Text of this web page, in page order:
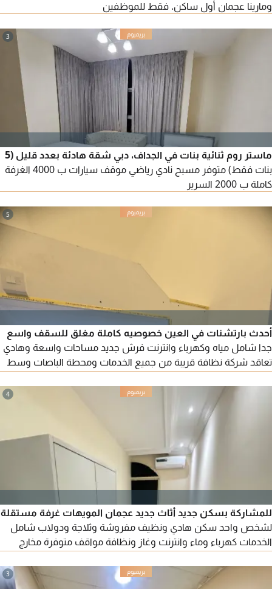
ومارينا عجمان أول ساكن. فقط للموظفين
3
ماستر روم ثنائية بنات في الجداف، دبي شقة هادئة بعدد قليل (5
بنات فقط) متوفر مسبح نادي رياضي موقف سيارات ب 4000 الغرفة
كاملة ب 2000 السرير
5
أحدث بارتشنات في العين خصوصيه كاملة مغلق للسقف واسع
جدا شامل مياه وكهرباء وانترنت فرش جديد مساحات واسعة وهادي
تعاقد شركة نظافة قريبة من جميع الخدمات ومحطة الباصات وسط
خلف الفلاح بلازا
4
للمشاركة بسكن جديد أثاث جديد عجمان المويهات غرفة مستقلة
لشخص واحد سكن هادي ونظيف مفروشة وثلاجة ودولاب شامل
الخدمات كهرباء وماء وانترنت وغاز ونظافة مواقف متوفرة مخارج
3